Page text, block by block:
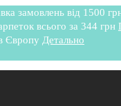
замовлень від 1500
всього за 344 грн
Європу Детально